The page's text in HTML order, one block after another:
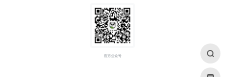
官方公众号